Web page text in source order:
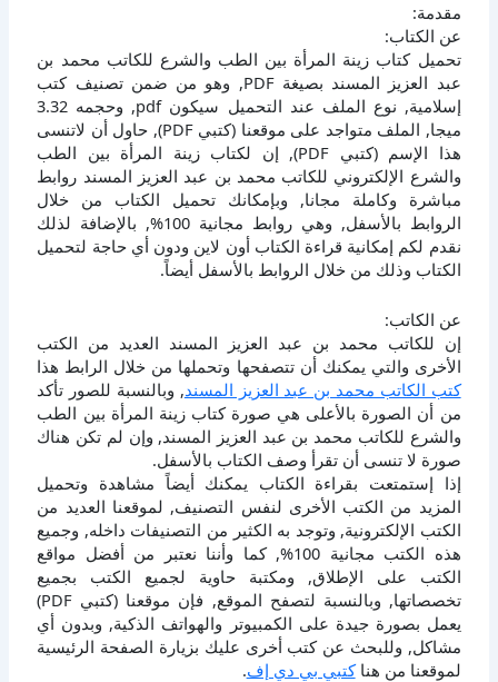
مقدمة:
عن الكتاب:
تحميل كتاب زينة المرأة بين الطب والشرع للكاتب محمد بن
عبد العزيز المسند بصيغة PDF, وهو من ضمن تصنيف كتب
إسلامية, نوع الملف عند التحميل سيكون pdf, وحجمه 3.32
ميجا, الملف متواجد على موقعنا (كتبي PDF), حاول أن لاتنسى
هذا الإسم (كتبي PDF), إن لكتاب زينة المرأة بين الطب
والشرع الإلكتروني للكاتب محمد بن عبد العزيز المسند روابط
مباشرة وكاملة مجانا, وبإمكانك تحميل الكتاب من خلال
الروابط بالأسفل, وهي روابط مجانية 100%, بالإضافة لذلك
نقدم لكم إمكانية قراءة الكتاب أون لاين ودون أي حاجة لتحميل
الكتاب وذلك من خلال الروابط بالأسفل أيضاً.
عن الكاتب:
إن للكاتب محمد بن عبد العزيز المسند العديد من الكتب
الأخرى والتي يمكنك أن تتصفحها وتحملها من خلال الرابط هذا
كتب الكاتب محمد بن عبد العزيز المسند, وبالنسبة للصور تأكد
من أن الصورة بالأعلى هي صورة كتاب زينة المرأة بين الطب
والشرع للكاتب محمد بن عبد العزيز المسند, وإن لم تكن هناك
صورة لا تنسى أن تقرأ وصف الكتاب بالأسفل.
إذا إستمتعت بقراءة الكتاب يمكنك أيضاً مشاهدة وتحميل
المزيد من الكتب الأخرى لنفس التصنيف, لموقعنا العديد من
الكتب الإلكترونية, وتوجد به الكثير من التصنيفات داخله, وجميع
هذه الكتب مجانية 100%, كما وأننا نعتبر من أفضل مواقع
الكتب على الإطلاق, ومكتبة حاوية لجميع الكتب بجميع
تخصصاتها, وبالنسبة لتصفح الموقع, فإن موقعنا (كتبي PDF)
يعمل بصورة جيدة على الكمبيوتر والهواتف الذكية, وبدون أي
مشاكل, وللبحث عن كتب أخرى عليك بزيارة الصفحة الرئيسية
لموقعنا من هناكتبي بي دي إف.